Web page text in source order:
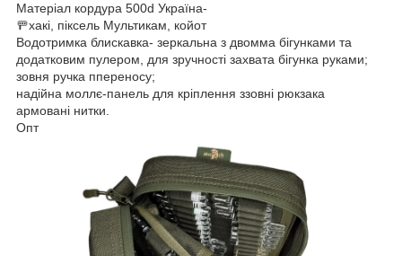
Матеріал кордура 500d Україна-
🚥хакі, піксель Мультикам, койот
Водотримка блискавка- зеркальна з двомма бігунками та
додатковим пулером, для зручності захвата бігунка руками;
зовня ручка ппереносу;
надійна моллє-панель для кріплення ззовні рюкзака
армовані нитки.
Опт